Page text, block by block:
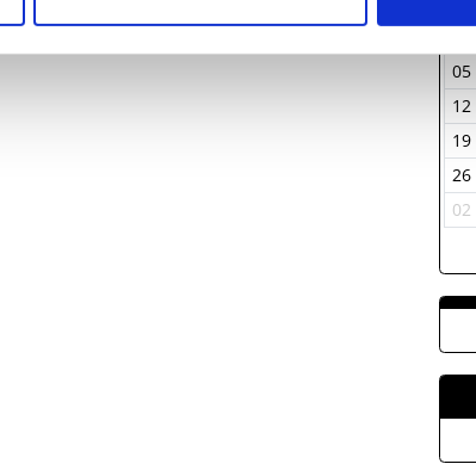
05
12
19
26
02